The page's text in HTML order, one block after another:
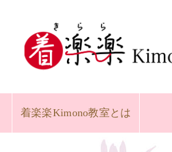
着楽楽Kimono教室とは